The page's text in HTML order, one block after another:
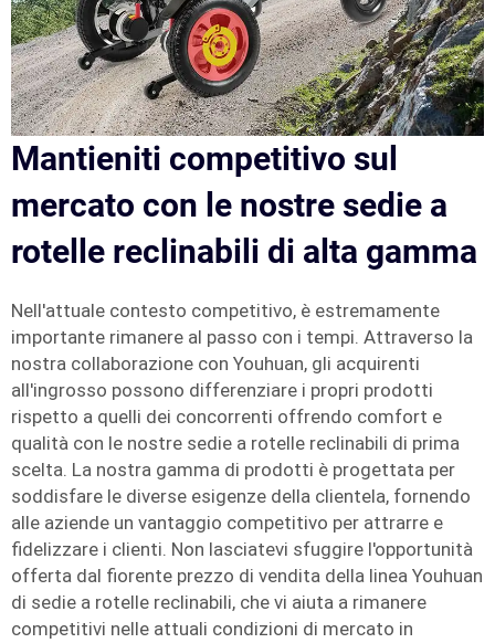
Mantieniti competitivo sul
mercato con le nostre sedie a
rotelle reclinabili di alta gamma
Nell'attuale contesto competitivo, è estremamente
importante rimanere al passo con i tempi. Attraverso la
nostra collaborazione con Youhuan, gli acquirenti
all'ingrosso possono differenziare i propri prodotti
rispetto a quelli dei concorrenti offrendo comfort e
qualità con le nostre sedie a rotelle reclinabili di prima
scelta. La nostra gamma di prodotti è progettata per
soddisfare le diverse esigenze della clientela, fornendo
alle aziende un vantaggio competitivo per attrarre e
fidelizzare i clienti. Non lasciatevi sfuggire l'opportunità
offerta dal fiorente prezzo di vendita della linea Youhuan
di sedie a rotelle reclinabili, che vi aiuta a rimanere
competitivi nelle attuali condizioni di mercato in